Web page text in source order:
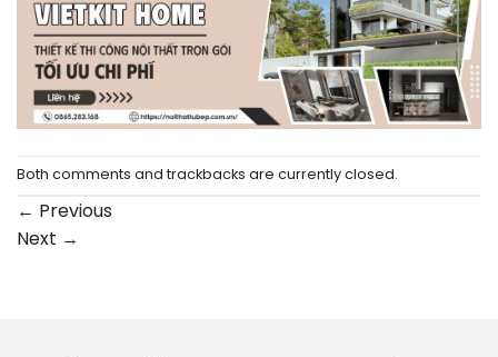
Both comments and trackbacks are currently closed.
← Previous
Next →